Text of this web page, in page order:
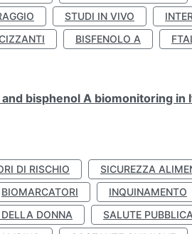
STUDI IN VIVO
BISFENOLO A
bisphenol A biomonitoring
DI RISCHIO
SICUREZZA
BIOMARCATORI
INQUINAMENTO
DONNA SALUTE PUBBLICA